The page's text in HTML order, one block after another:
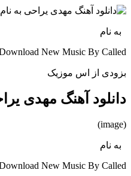
به نام
New Music By Called
بزودی از اس موزیک
دانلود آهنگ مهدی
(image)
به نام
New Music By Called